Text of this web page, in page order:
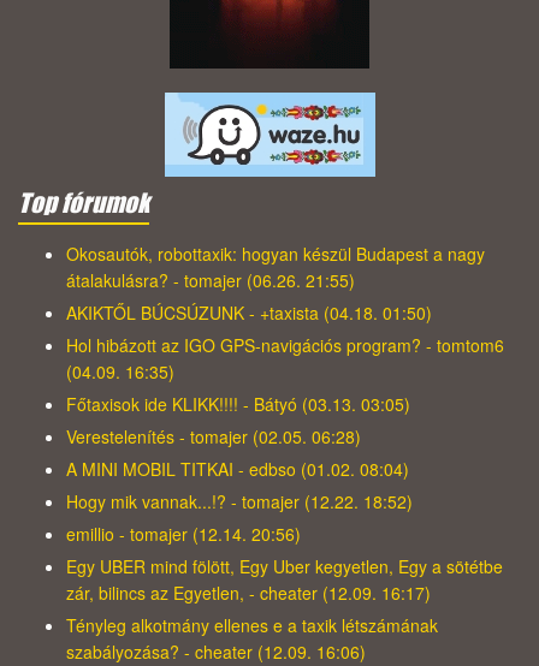
Top fórumok
Okosautók, robottaxik: hogyan készül Budapest a nagy
átalakulásra? - tomajer (06.26. 21:55)
AKIKTŐL BÚCSÚZUNK - +taxista (04.18. 01:50)
Hol hibázott az IGO GPS-navigációs program? - tomtom6
(04.09. 16:35)
Főtaxisok ide KLIKK!!!! - Bátyó (03.13. 03:05)
Verestelenítés - tomajer (02.05. 06:28)
A MINI MOBIL TITKAI - edbso (01.02. 08:04)
Hogy mik vannak...!? - tomajer (12.22. 18:52)
emillio - tomajer (12.14. 20:56)
Egy UBER mind fölött, Egy Uber kegyetlen, Egy a sötétbe
zár, bilincs az Egyetlen, - cheater (12.09. 16:17)
Tényleg alkotmány ellenes e a taxik létszámának
szabályozása? - cheater (12.09. 16:06)